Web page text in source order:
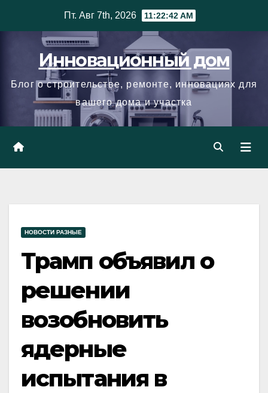
Пт. Авг 7th, 2026 11:22:43 AM
Инновационный дом
Блог о строительстве, ремонте, инновациях для
вашего дома и участка
НОВОСТИ РАЗНЫЕ
Трамп объявил о
решении
возобновить
ядерные
испытания в